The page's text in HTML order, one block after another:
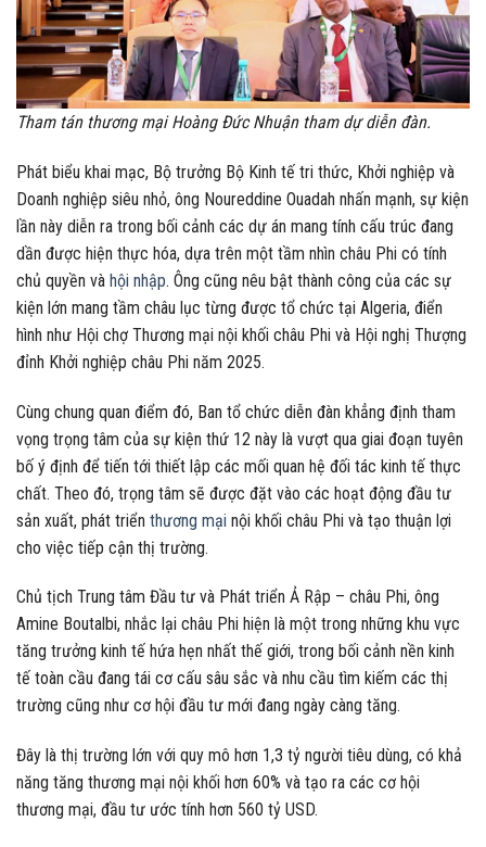
Tham tán thương mại Hoàng Đức Nhuận tham dự diễn đàn.
Phát biểu khai mạc, Bộ trưởng Bộ Kinh tế tri thức, Khởi nghiệp và
Doanh nghiệp siêu nhỏ, ông Noureddine Ouadah nhấn mạnh, sự kiện
lần này diễn ra trong bối cảnh các dự án mang tính cấu trúc đang
dần được hiện thực hóa, dựa trên một tầm nhìn châu Phi có tính
chủ quyền và hội nhập. Ông cũng nêu bật thành công của các sự
kiện lớn mang tầm châu lục từng được tổ chức tại Algeria, điển
hình như Hội chợ Thương mại nội khối châu Phi và Hội nghị Thượng
đỉnh Khởi nghiệp châu Phi năm 2025.
Cùng chung quan điểm đó, Ban tổ chức diễn đàn khẳng định tham
vọng trọng tâm của sự kiện thứ 12 này là vượt qua giai đoạn tuyên
bố ý định để tiến tới thiết lập các mối quan hệ đối tác kinh tế thực
chất. Theo đó, trọng tâm sẽ được đặt vào các hoạt động đầu tư
sản xuất, phát triển thương mại nội khối châu Phi và tạo thuận lợi
cho việc tiếp cận thị trường.
Chủ tịch Trung tâm Đầu tư và Phát triển Ả Rập – châu Phi, ông
Amine Boutalbi, nhắc lại châu Phi hiện là một trong những khu vực
tăng trưởng kinh tế hứa hẹn nhất thế giới, trong bối cảnh nền kinh
tế toàn cầu đang tái cơ cấu sâu sắc và nhu cầu tìm kiếm các thị
trường cũng như cơ hội đầu tư mới đang ngày càng tăng.
Đây là thị trường lớn với quy mô hơn 1,3 tỷ người tiêu dùng, có khả
năng tăng thương mại nội khối hơn 60% và tạo ra các cơ hội
thương mại, đầu tư ước tính hơn 560 tỷ USD.